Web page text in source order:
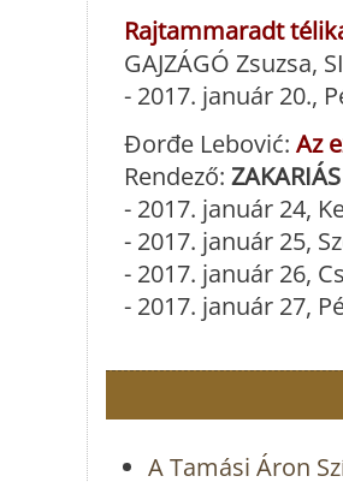
Rajtammaradt
GAJZÁGÓ Zsuzsa,
- 2017. január 20.,
Đorđe Lebović: Az
Rendező:
- 2017. január 24,
- 2017. január 25,
- 2017. január 26,
- 2017. január 27,
A Tamási Áron